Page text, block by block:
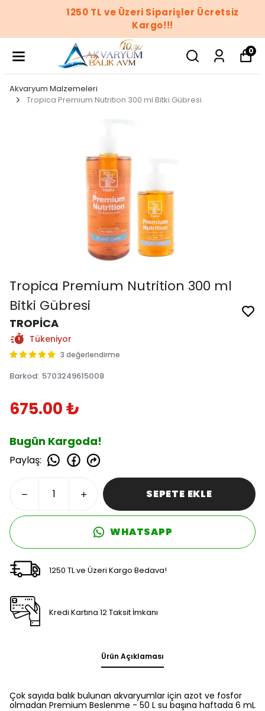
1250 TL ve Üzeri Siparişler Ücretsiz
Kargo!!!
0
Akvaryum Malzemeleri
Tropica Premium Nutrition 300 ml Bitki Gübresi
Tropica Premium Nutrition 300 ml
Bitki Gübresi
TROPİCA
Tükeniyor
3 değerlendirme
Barkod: 5703249615008
675.00 ₺
Bugün Kargoda!
Paylaş:
SEPETE EKLE
WHATSAPP
1250 TL ve Üzeri Kargo Bedava!
Kredi Kartına 12 Taksit İmkanı
Ürün Açıklaması
Çok sayıda balık bulunan akvaryumlar için azot ve fosfor
olmadan Premium Beslenme - 50 L su başına haftada 6 mL